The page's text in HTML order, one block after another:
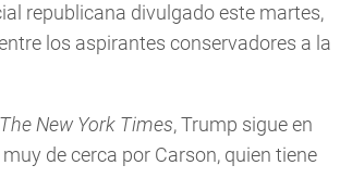
republicana divulgado este martes,
los aspirantes conservadores a la
The New York Times, Trump sigue en
de cerca por Carson, quien tiene